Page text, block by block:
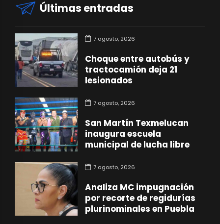
Últimas entradas
7 agosto, 2026
Choque entre autobús y
tractocamión deja 21
lesionados
7 agosto, 2026
San Martín Texmelucan
inaugura escuela
municipal de lucha libre
7 agosto, 2026
Analiza MC impugnación
por recorte de regidurías
plurinominales en Puebla